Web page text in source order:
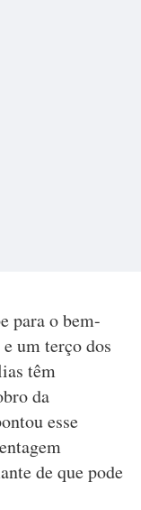
para o bem-
um terço dos
têm
da
esse
de que pode